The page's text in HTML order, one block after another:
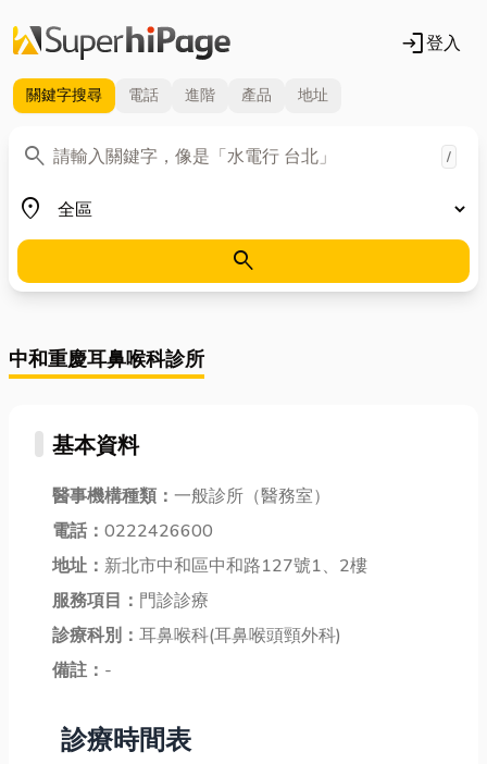
login登入
關鍵字搜尋 電話 進階 產品 地址
search
關鍵字 /
place
地區
search
中和重慶耳鼻喉科診所
基本資料
醫事機構種類： 一般診所（醫務室）
電話： 0222426600
地址： 新北市中和區中和路127號1、2樓
服務項目： 門診診療
診療科別： 耳鼻喉科(耳鼻喉頭頸外科)
備註： -
診療時間表